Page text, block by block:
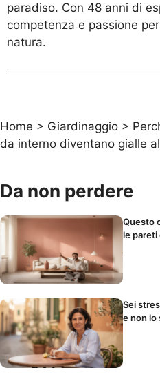
paradiso. Con 48 anni di
competenza e passione
natura.
Home > Giardinaggio >
da interno diventano gialle
Da non perdere
Questo
le pareti
Sei
e non lo